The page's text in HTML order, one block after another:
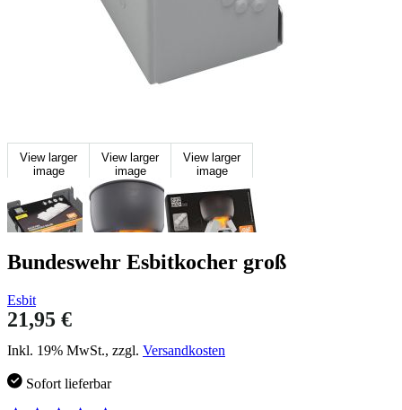
View larger
image
View larger
image
View larger
image
Bundeswehr Esbitkocher groß
Esbit
21,95 €
Inkl. 19% MwSt., zzgl. Versandkosten
Sofort lieferbar